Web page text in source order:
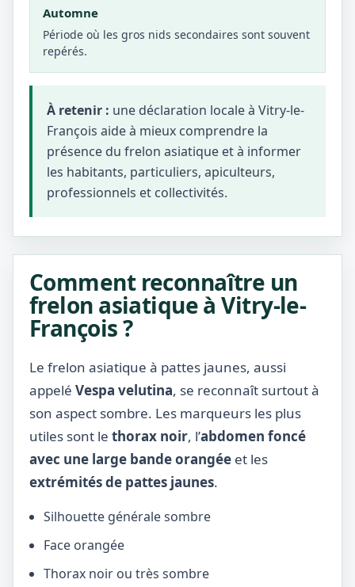
Automne
Période où les gros nids secondaires sont souvent
repérés.
À retenir : une déclaration locale à Vitry-le-
François aide à mieux comprendre la
présence du frelon asiatique et à informer
les habitants, particuliers, apiculteurs,
professionnels et collectivités.
Comment reconnaître un
frelon asiatique à Vitry-le-
François ?
Le frelon asiatique à pattes jaunes, aussi
appelé Vespa velutina, se reconnaît surtout à
son aspect sombre. Les marqueurs les plus
utiles sont le thorax noir, l’abdomen foncé
avec une large bande orangée et les
extrémités de pattes jaunes.
Silhouette générale sombre
Face orangée
Thorax noir ou très sombre